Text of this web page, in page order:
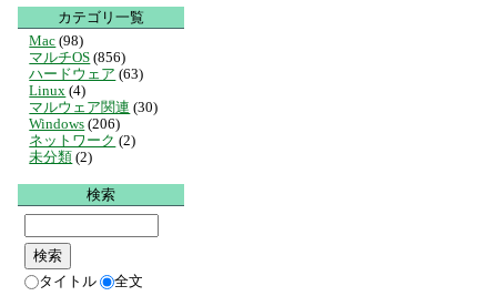
カテゴリ一覧
Mac (98)
マルチOS (856)
ハードウェア (63)
Linux (4)
マルウェア関連 (30)
Windows (206)
ネットワーク (2)
未分類 (2)
検索
タイトル 全文